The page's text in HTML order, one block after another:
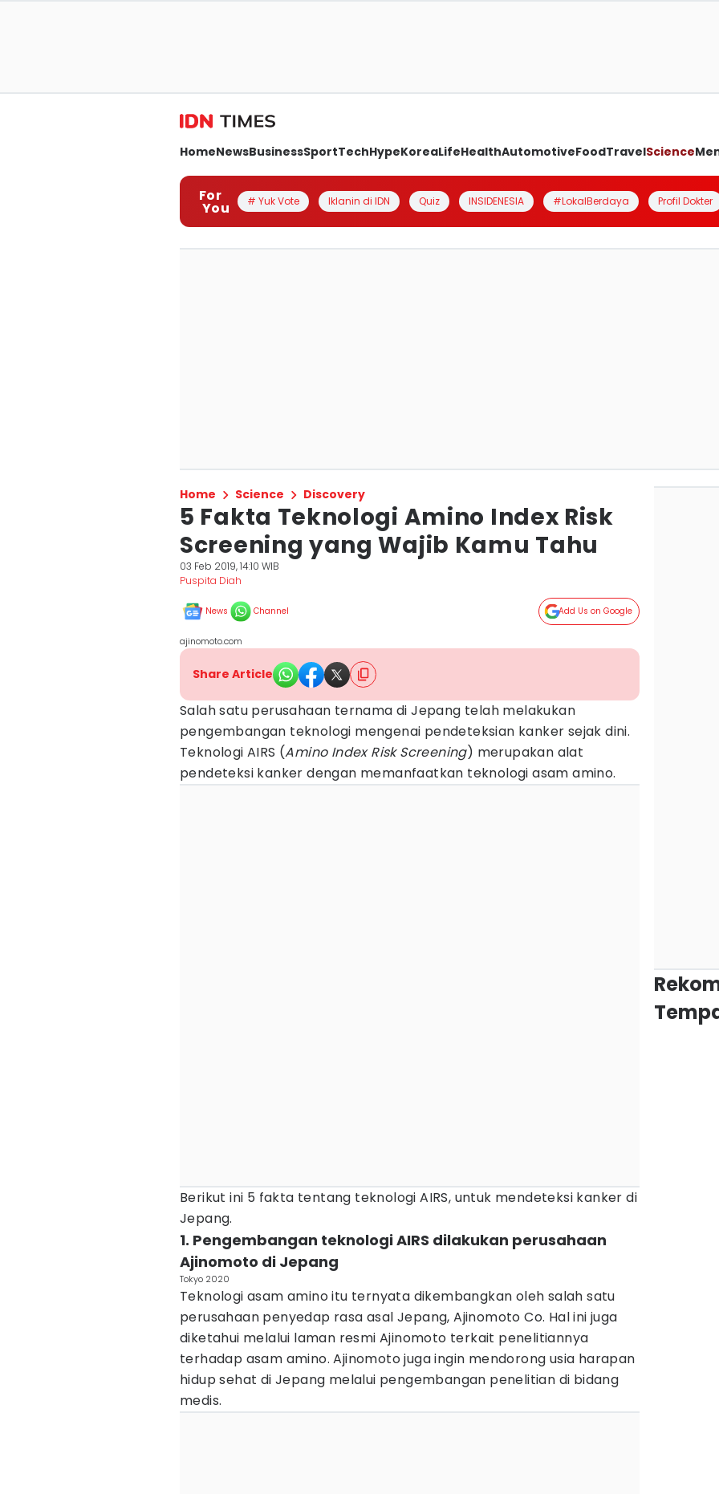
HomeNewsBusinessSportTechHypeKoreaLifeHealthAutomotiveFoodTravelScience
For
You # Yuk Vote Iklanin di IDN Quiz INSIDENESIA #LokalBerdaya Profil Dokter
Home Science Discovery
5 Fakta Teknologi Amino Index Risk
Screening yang Wajib Kamu Tahu
03 Feb 2019, 14:10 WIB
Puspita Diah
News Channel Add Us on Google
ajinomoto.com
Share Article
Salah satu perusahaan ternama di Jepang telah melakukan
pengembangan teknologi mengenai pendeteksian kanker sejak dini.
Teknologi AIRS (Amino Index Risk Screening) merupakan alat
pendeteksi kanker dengan memanfaatkan teknologi asam amino.
Berikut ini 5 fakta tentang teknologi AIRS, untuk mendeteksi kanker di
Jepang.
1. Pengembangan teknologi AIRS dilakukan perusahaan
Ajinomoto di Jepang
Tokyo 2020
Teknologi asam amino itu ternyata dikembangkan oleh salah satu
perusahaan penyedap rasa asal Jepang, Ajinomoto Co. Hal ini juga
diketahui melalui laman resmi Ajinomoto terkait penelitiannya
terhadap asam amino. Ajinomoto juga ingin mendorong usia harapan
hidup sehat di Jepang melalui pengembangan penelitian di bidang
medis.